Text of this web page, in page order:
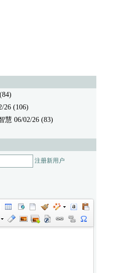
26 (106)
慧 06/02/26 (83)
注册新用户